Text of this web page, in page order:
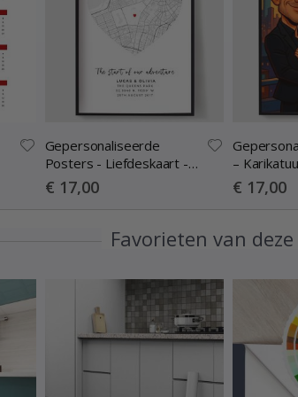
Gepersonaliseerde
Posters - Liefdeskaart -
Waar de Liefde Begon
Special
Price
€ 17,00
–
– AI-poster
Special
Price
€ 17,00
Favorieten van